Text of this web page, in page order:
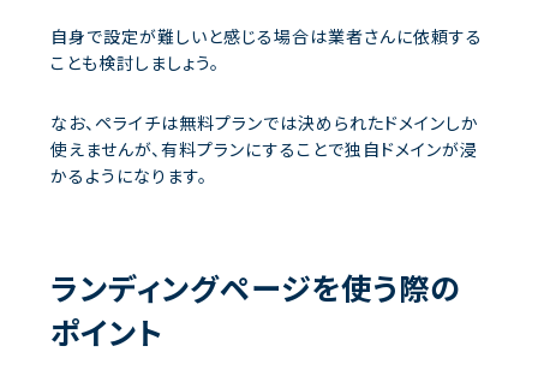
自身で設定が難しいと感じる場合は業者さんに依頼する
ことも検討しましょう。
なお、ペライチは無料プランでは決められたドメインしか
使えませんが、有料プランにすることで独自ドメインが浸
かるようになります。
ランディングページを使う際の
ポイント